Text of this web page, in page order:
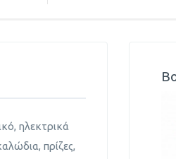
ηλεκτρικά
πρίζες,